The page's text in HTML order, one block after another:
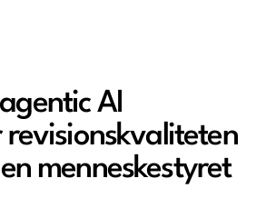
AI
menneskestyret